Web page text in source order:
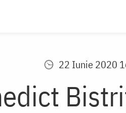
22 Iunie 2020